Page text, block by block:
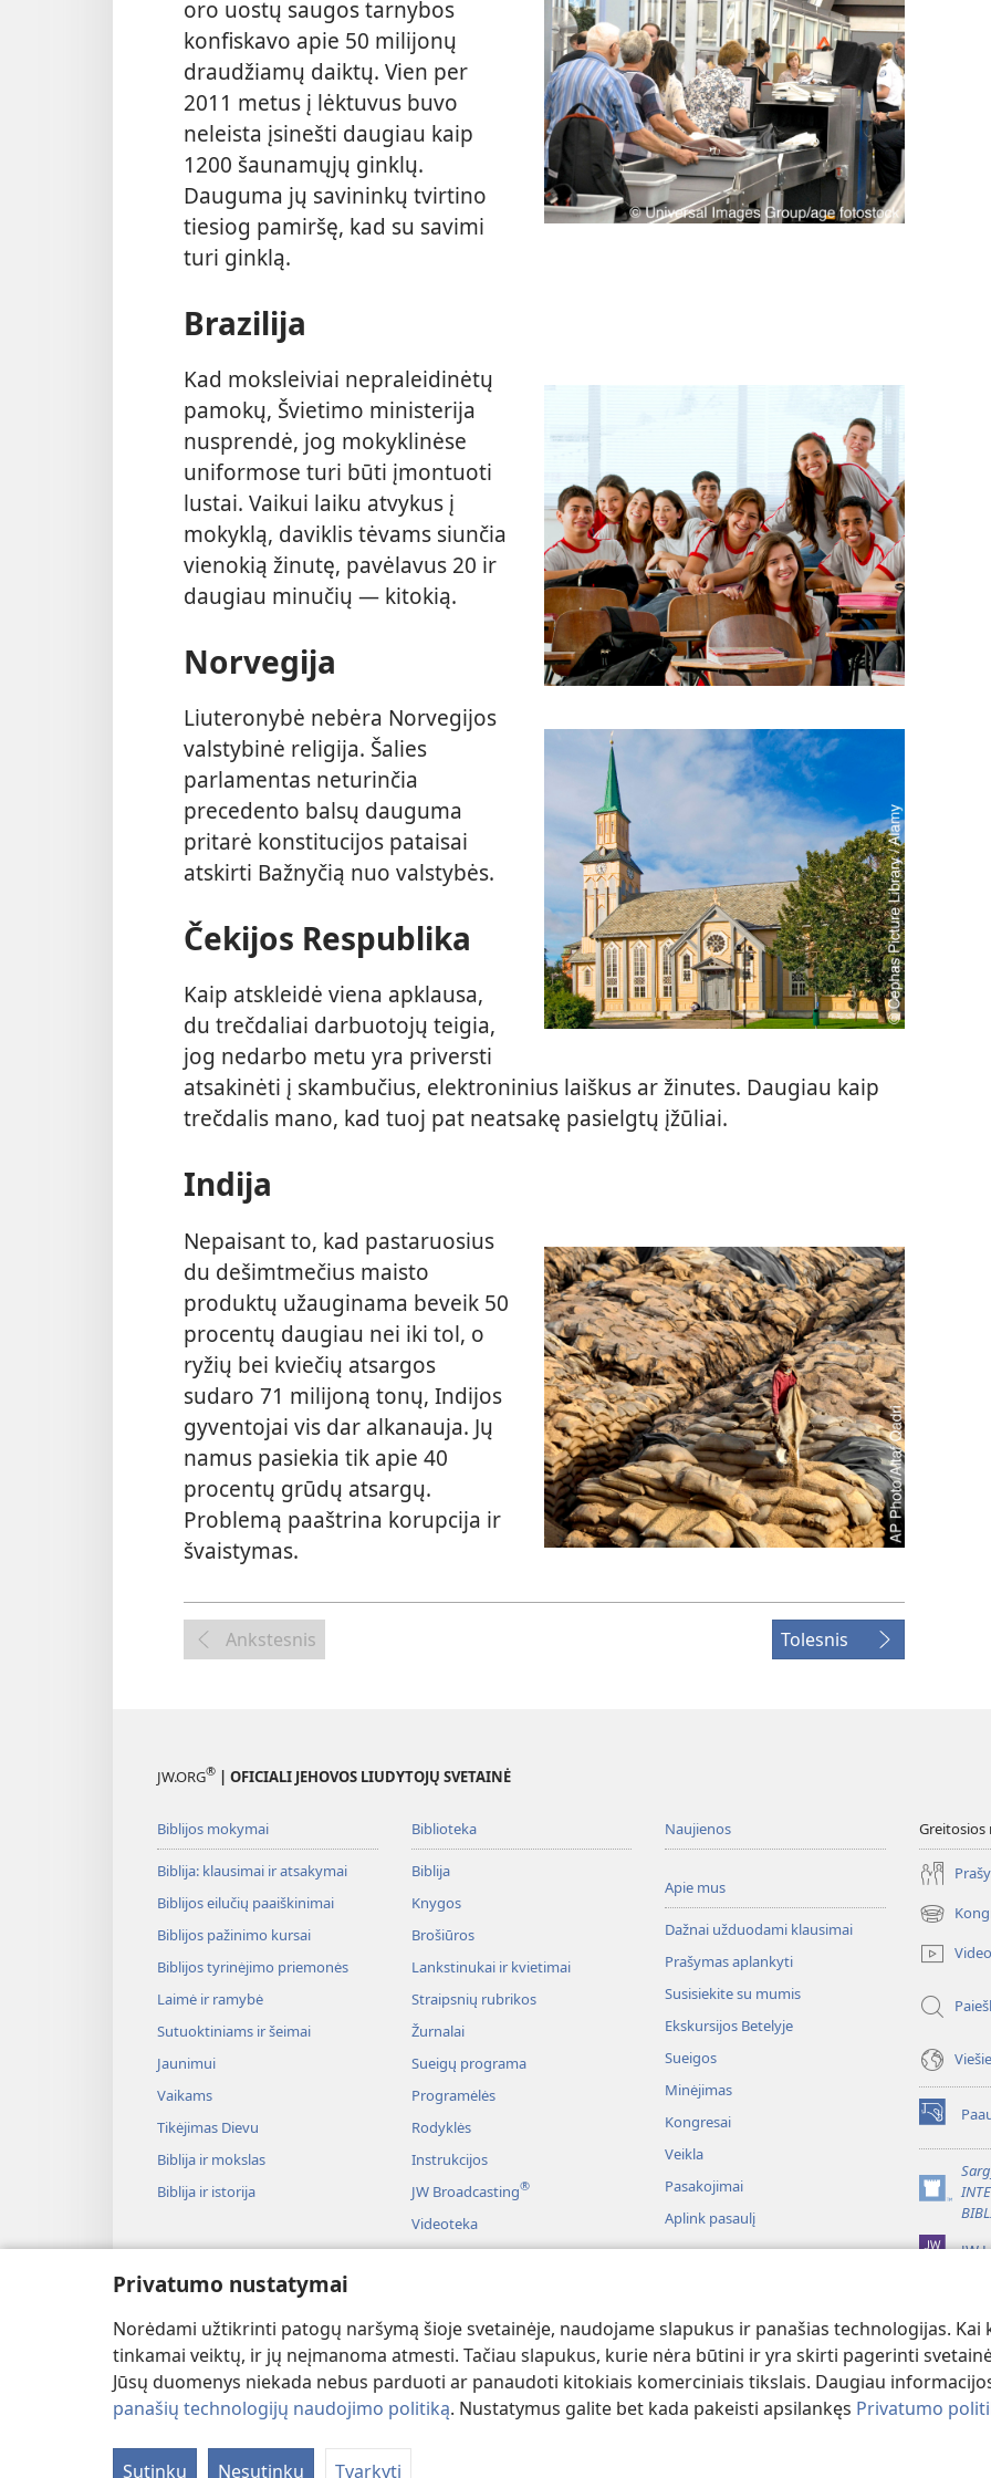
Privatumo nustatymai
Norėdami užtikrinti patogų naršymą šioje svetainėje, naudojame slapukus ir panašias technologijas.
tinkamai veiktų, ir jų neįmanoma atmesti. Tačiau slapukus, kurie nėra būtini ir yra skirti pagerinti
Jūsų duomenys niekada nebus parduoti ar panaudoti kitokiais komerciniais tikslais. Daugiau
panašių technologijų naudojimo politiką. Nustatymus galite bet kada pakeisti apsilankęs Privatumo
Sutinku Nesutinku Tvarkyti
oro uostų saugos tarnybos
konfiskavo apie 50 milijonų
draudžiamų daiktų. Vien per
2011 metus į lėktuvus buvo
neleista įsinešti daugiau kaip
1200 šaunamųjų ginklų.
Dauguma jų savininkų tvirtino
tiesiog pamiršę, kad su savimi
turi ginklą.
Brazilija
Kad moksleiviai nepraleidinėtų
pamokų, Švietimo ministerija
nusprendė, jog mokyklinėse
uniformose turi būti įmontuoti
lustai. Vaikui laiku atvykus į
mokyklą, daviklis tėvams siunčia
vienokią žinutę, pavėlavus 20 ir
daugiau minučių — kitokią.
Norvegija
Liuteronybė nebėra Norvegijos
valstybinė religija. Šalies
parlamentas neturinčia
precedento balsų dauguma
pritarė konstitucijos pataisai
atskirti Bažnyčią nuo valstybės.
Čekijos Respublika
Kaip atskleidė viena apklausa,
du trečdaliai darbuotojų teigia,
jog nedarbo metu yra priversti
atsakinėti į skambučius, elektroninius laiškus ar žinutes. Daugiau kaip
trečdalis mano, kad tuoj pat neatsakę pasielgtų įžūliai.
Indija
Nepaisant to, kad pastaruosius
du dešimtmečius maisto
produktų užauginama beveik 50
procentų daugiau nei iki tol, o
ryžių bei kviečių atsargos
sudaro 71 milijoną tonų, Indijos
gyventojai vis dar alkanauja. Jų
namus pasiekia tik apie 40
procentų grūdų atsargų.
Problemą paaštrina korupcija ir
švaistymas.
Ankstesnis Tolesnis
JW.ORG® | OFICIALI JEHOVOS LIUDYTOJŲ SVETAINĖ
Biblijos mokymai
Biblija: klausimai ir atsakymai
Biblijos eilučių paaiškinimai
Biblijos pažinimo kursai
Biblijos tyrinėjimo priemonės
Laimė ir ramybė
Sutuoktiniams ir šeimai
Jaunimui
Vaikams
Tikėjimas Dievu
Biblija ir mokslas
Biblija ir istorija
Biblioteka
Biblija
Knygos
Brošiūros
Lankstinukai ir kvietimai
Straipsnių rubrikos
Žurnalai
Sueigų programa
Programėlės
Rodyklės
Instrukcijos
JW Broadcasting®
Videoteka
Muzika
Biblijos skaitymas vaidmenimis
Naujienos
Apie mus
Dažnai užduodami klausimai
Prašymas aplankyti
Susisiekite su mumis
Ekskursijos Betelyje
Sueigos
Minėjimas
Kongresai
Veikla
Pasakojimai
Aplink pasaulį
(atsiveria
naujas
langas)
(atsiveria
naujas
langas)
(atsiveria
naujas
langas)JW
Copyright© 2026 Watch Tower Bible and Tract Society of Pennsylvania. NAUDOJIMOSI SVETAINE SĄLYGOS|